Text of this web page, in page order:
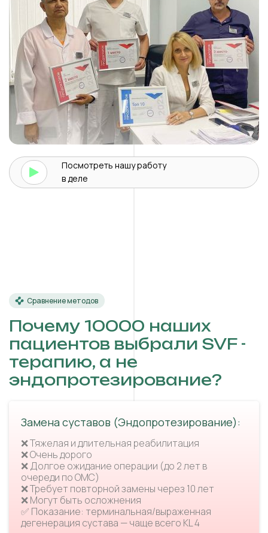
Посмотреть нашуработу
в деле
Сравнение методов
Почему 10000 наших
пациентов выбрали SVF -
терапию, а не
эндопротезирование?
Замена суставов (Эндопротезирование):
❌ Тяжелая и длительная реабилитация
❌ Очень дорого
❌ Долгое ожидание операции (до 2 лет в
очереди по ОМС)
❌ Требует повторной замены через 10 лет
❌ Могут быть осложнения
✅ Показание: терминальная/выраженная
дегенерация сустава — чаще всего KL 4